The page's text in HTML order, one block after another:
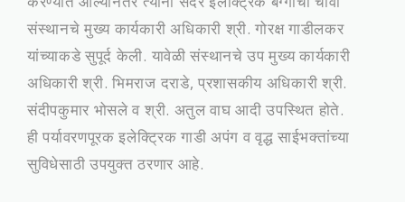
संस्थानचे मुख्य कार्यकारी अधिकारी श्री. गोरक्ष गाडीलकर
यांच्याकडे सुपूर्द केली. यावेळी संस्थानचे उप मुख्य कार्यकारी
अधिकारी श्री. भिमराज दराडे, प्रशासकीय अधिकारी श्री.
संदीपकुमार भोसले व श्री. अतुल वाघ आदी उपस्थित होते.
ही पर्यावरणपूरक इलेक्ट्रिक गाडी अपंग व वृद्ध साईभक्तांच्या
सुविधेसाठी उपयुक्त ठरणार आहे.